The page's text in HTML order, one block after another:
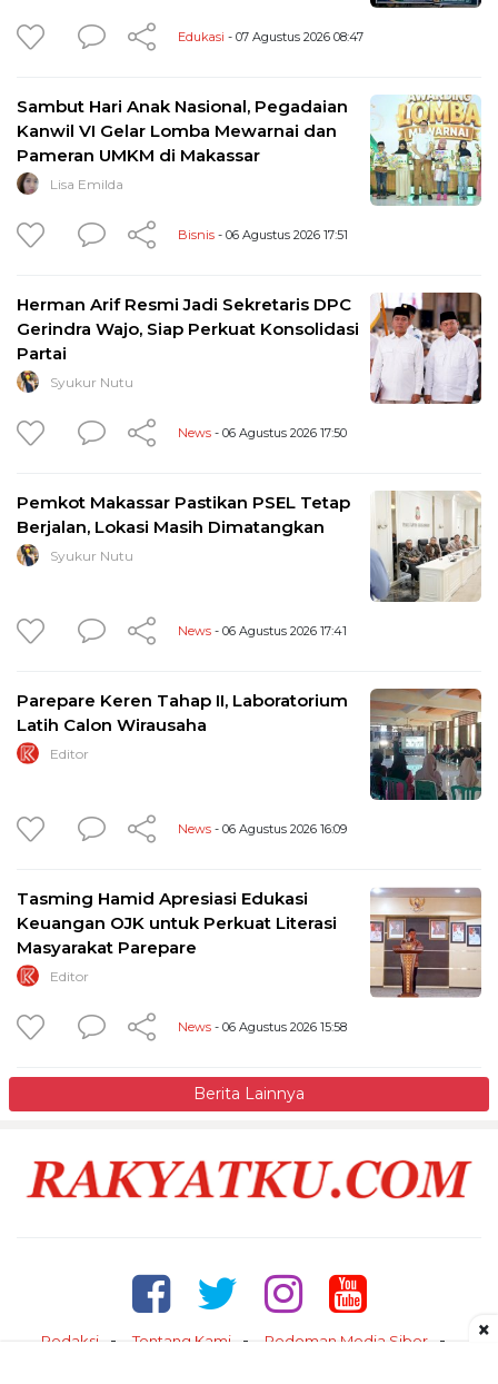
Edukasi - 07 Agustus 2026 08:47
Sambut Hari Anak Nasional, Pegadaian
Kanwil VI Gelar Lomba Mewarnai dan
Pameran UMKM di Makassar
Lisa Emilda
Bisnis - 06 Agustus 2026 17:51
Herman Arif Resmi Jadi Sekretaris DPC
Gerindra Wajo, Siap Perkuat Konsolidasi
Partai
Syukur Nutu
News - 06 Agustus 2026 17:50
Pemkot Makassar Pastikan PSEL Tetap
Berjalan, Lokasi Masih Dimatangkan
Syukur Nutu
News - 06 Agustus 2026 17:41
Parepare Keren Tahap II, Laboratorium
Latih Calon Wirausaha
Editor
News - 06 Agustus 2026 16:09
Tasming Hamid Apresiasi Edukasi
Keuangan OJK untuk Perkuat Literasi
Masyarakat Parepare
Editor
News - 06 Agustus 2026 15:58
Berita Lainnya
Redaksi Tentang Kami
Pedoman Media Siber
×